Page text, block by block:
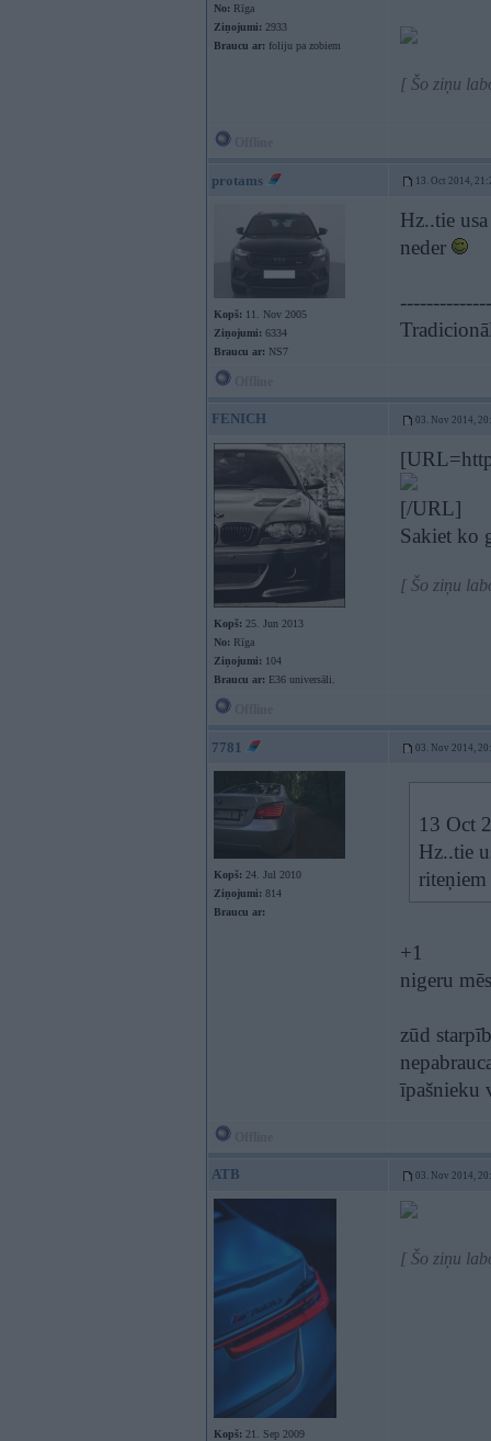
No: Rīga
Ziņojumi: 2933
Braucu ar: foliju pa zobiem
[ Šo ziņu
protams 13. Oct 2014,
Kopš: 11. Nov 2005
Ziņojumi: 6334
Braucu ar: NS7
Hz..tie
neder
FENICH 03. Nov 2014,
Kopš: 25. Jun 2013
No: Rīga
Ziņojumi: 104
Braucu ar: E36 universāli.
[/URL]
Sakiet ko
[ Šo ziņu
7781 03. Nov 2014,
Kopš: 24. Jul 2010
Ziņojumi: 814
Braucu ar:
13 Oct
Hz..tie
+1
nigeru
zūd
īpašnieku
ATB 03. Nov 2014,
Kopš: 21. Sep 2009
[ Šo ziņu